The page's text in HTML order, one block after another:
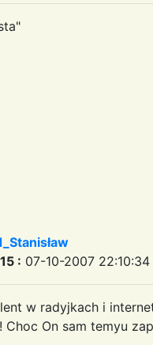
: 07-10-2007 22:10:34
w radyjkach i
Choc On sam temyu